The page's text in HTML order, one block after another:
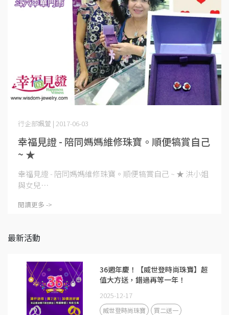
幸福見證 - 陪同媽媽維修珠寶。順便犒賞自己
~ ★
行企部姵萱 | 2017-06-03
幸福見證 - 陪同媽媽維修珠寶。順便犒賞自己 ~ ★ 洪小姐
與女兒⋯
閱讀更多 ->
最新活動
36週年慶！【威世登時尚珠寶】超
值大方送，錯過再等一年！
2025-12-17
威世登時尚珠寶
買二送一